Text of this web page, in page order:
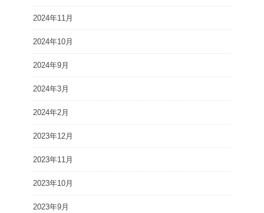
2024年11月
2024年10月
2024年9月
2024年3月
2024年2月
2023年12月
2023年11月
2023年10月
2023年9月